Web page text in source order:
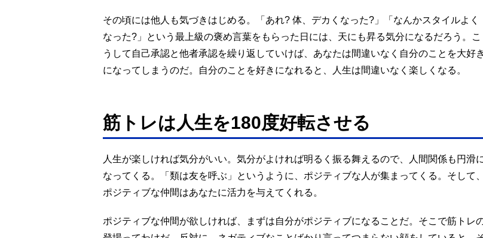
その頃には他人も気づきはじめる。「あれ? 体、デカくなった?」「なんかスタイルよく
なった?」という最上級の褒め言葉をもらった日には、天にも昇る気分になるだろう。こ
うして自己承認と他者承認を繰り返していけば、あなたは間違いなく自分のことを大好き
になってしまうのだ。自分のことを好きになれると、人生は間違いなく楽しくなる。
筋トレは人生を180度好転させる
人生が楽しければ気分がいい。気分がよければ明るく振る舞えるので、人間関係も円滑
なってくる。「類は友を呼ぶ」というように、ポジティブな人が集まってくる。そして、
ポジティブな仲間はあなたに活力を与えてくれる。
ポジティブな仲間が欲しければ、まずは自分がポジティブになることだ。そこで筋トレ